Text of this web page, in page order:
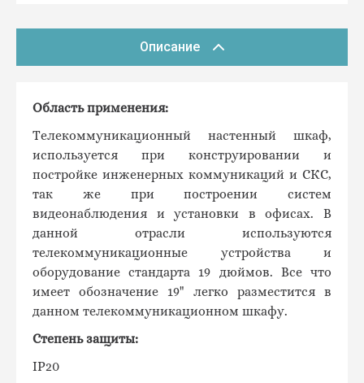
Описание
Область применения:
Телекоммуникационный настенный шкаф,
используется при конструировании и
постройке инженерных коммуникаций и СКС,
так же при построении систем
видеонаблюдения и установки в офисах. В
данной отрасли используются
телекоммуникационные устройства и
оборудование стандарта 19 дюймов. Все что
имеет обозначение 19" легко разместится в
данном телекоммуникационном шкафу.
Степень защиты:
IP20